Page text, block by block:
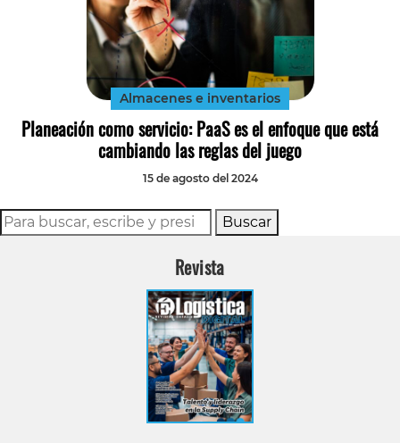
Almacenes e inventarios
Planeación como servicio: PaaS es el enfoque que está
cambiando las reglas del juego
15 de agosto del 2024
Buscar
Revista